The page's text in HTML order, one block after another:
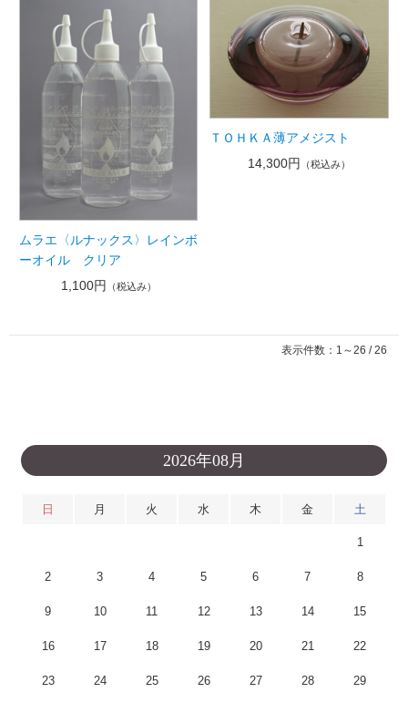
ムラエ〈ルナックス〉レインボ
ーオイル クリア
1,100円 （税込み）
ＴＯＨＫＡ薄アメジスト
14,300円
（税込み）
表示件数：1～26 / 26
2026年08月
日 月 火 水 木 金 土
1
2 3 4 5 6 7 8
9 10 11 12 13 14 15
16 17 18 19 20 21 22
23 24 25 26 27 28 29